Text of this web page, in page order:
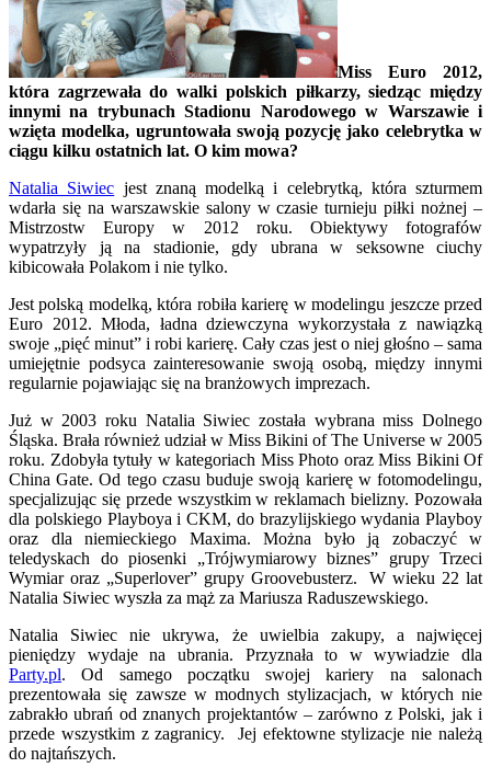
Miss Euro 2012,
która zagrzewała do walki polskich piłkarzy, siedząc między
innymi na trybunach Stadionu Narodowego w Warszawie i
wzięta modelka, ugruntowała swoją pozycję jako celebrytka w
ciągu kilku ostatnich lat. O kim mowa?
Natalia Siwiec jest znaną modelką i celebrytką, która szturmem
wdarła się na warszawskie salony w czasie turnieju piłki nożnej –
Mistrzostw Europy w 2012 roku. Obiektywy fotografów
wypatrzyły ją na stadionie, gdy ubrana w seksowne ciuchy
kibicowała Polakom i nie tylko.
Jest polską modelką, która robiła karierę w modelingu jeszcze przed
Euro 2012. Młoda, ładna dziewczyna wykorzystała z nawiązką
swoje „pięć minut” i robi karierę. Cały czas jest o niej głośno – sama
umiejętnie podsyca zainteresowanie swoją osobą, między innymi
regularnie pojawiając się na branżowych imprezach.
Już w 2003 roku Natalia Siwiec została wybrana miss Dolnego
Śląska. Brała również udział w Miss Bikini of The Universe w 2005
roku. Zdobyła tytuły w kategoriach Miss Photo oraz Miss Bikini Of
China Gate. Od tego czasu buduje swoją karierę w fotomodelingu,
specjalizując się przede wszystkim w reklamach bielizny. Pozowała
dla polskiego Playboya i CKM, do brazylijskiego wydania Playboy
oraz dla niemieckiego Maxima. Można było ją zobaczyć w
teledyskach do piosenki „Trójwymiarowy biznes” grupy Trzeci
Wymiar oraz „Superlover” grupy Groovebusterz. W wieku 22 lat
Natalia Siwiec wyszła za mąż za Mariusza Raduszewskiego.
Natalia Siwiec nie ukrywa, że uwielbia zakupy, a najwięcej
pieniędzy wydaje na ubrania. Przyznała to w wywiadzie dla
Party.pl. Od samego początku swojej kariery na salonach
prezentowała się zawsze w modnych stylizacjach, w których nie
zabrakło ubrań od znanych projektantów – zarówno z Polski, jak i
przede wszystkim z zagranicy. Jej efektowne stylizacje nie należą
do najtańszych.